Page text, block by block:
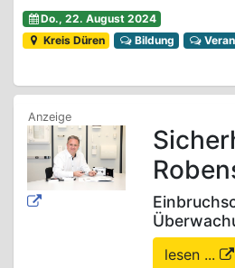
Do., 22. August 2024
Kreis Düren
Bildung
lesen ...